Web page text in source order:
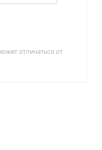
отличаться от